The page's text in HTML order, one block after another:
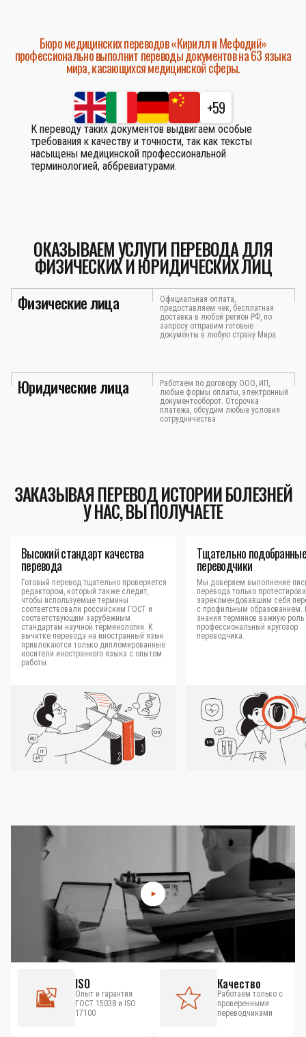
Бюро медицинских переводов «Кирилл и Мефодий»
профессионально выполнит переводы документов на 63 языка
мира, касающихся медицинской сферы.
+59
К переводу таких документов выдвигаем особые
требования к качеству и точности, так как тексты
насыщены медицинской профессиональной
терминологией, аббревиатурами.
ОКАЗЫВАЕМ УСЛУГИ ПЕРЕВОДА ДЛЯ
ФИЗИЧЕСКИХ И ЮРИДИЧЕСКИХ ЛИЦ
Физические лица
Официальная оплата,
предоставляем чек, бесплатная
доставка в любой регион РФ, по
запросу отправим готовые
документы в любую страну Мира.
Юридические лица
Работаем по договору ООО, ИП,
любые формы оплаты, электронный
документооборот. Отсрочка
платежа, обсудим любые условия
сотрудничества.
ЗАКАЗЫВАЯ ПЕРЕВОД ИСТОРИИ БОЛЕЗНЕЙ
У НАС, ВЫ ПОЛУЧАЕТЕ
Высокий стандарт качества
перевода
Готовый перевод тщательно проверяется
редактором, который также следит,
чтобы используемые термины
соответствовали российским ГОСТ и
соответствующим зарубежным
стандартам научной терминологии. К
вычитке перевода на иностранный язык
привлекаются только дипломированные
носители иностранного языка с опытом
работы.
Тщательно подобранные
переводчики
Мы доверяем выполнение
перевода только
зарекомендовавшим себя
с профильным
знания терминов важную роль
профессиональный кругозор
переводчика.
ISO
Опыт и гарантия
ГОСТ 15038 и ISO
17100
Качество
Работаем только с
проверенными
переводчиками